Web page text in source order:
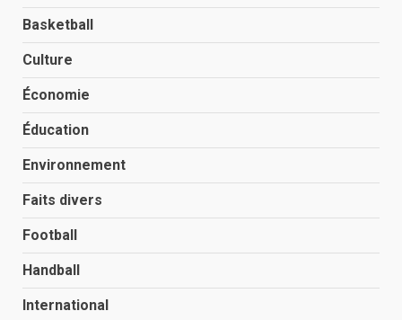
Basketball
Culture
Économie
Éducation
Environnement
Faits divers
Football
Handball
International